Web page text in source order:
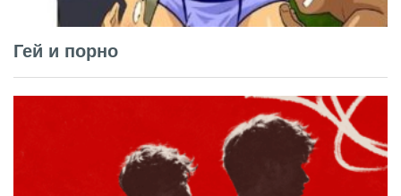
Гей и порно